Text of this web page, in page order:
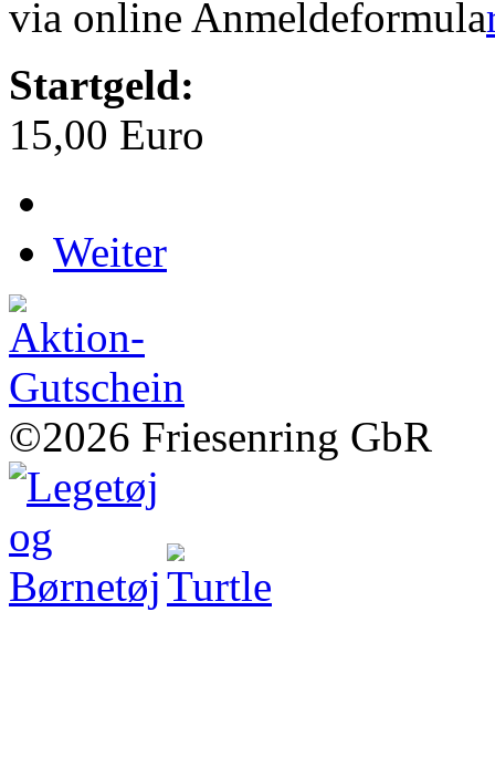
via online Anmeldeformula
Startgeld:
15,00 Euro
Weiter
©2026 Friesenring GbR